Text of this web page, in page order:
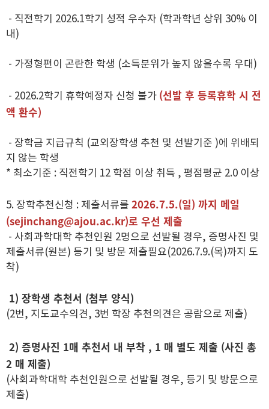
- 직전학기 2026.1학기 성적 우수자 (학과학년 상위 30% 이
내)
- 가정형편이 곤란한 학생 (소득분위가 높지 않을수록 우대)
- 2026.2학기 휴학예정자 신청 불가 (선발 후 등록휴학 시 전
액 환수)
- 장학금 지급규칙 (교외장학생 추천 및 선발기준 )에 위배되
지 않는 학생
* 최소기준 : 직전학기 12 학점 이상 취득 , 평점평균 2.0 이상
5. 장학추천신청 : 제출서류를 2026.7.5.(일) 까지 메일
(sejinchang@ajou.ac.kr)로 우선 제출
- 사회과학대학 추천인원 2명으로 선발될 경우, 증명사진 및
제출서류(원본) 등기 및 방문 제출필요(2026.7.9.(목)까지 도
착)
1) 장학생 추천서 (첨부 양식)
(2번, 지도교수의견, 3번 학장 추천의견은 공람으로 제출)
2) 증명사진 1매 추천서 내 부착 , 1 매 별도 제출 (사진 총
2 매 제출)
(사회과학대학 추천인원으로 선발될 경우, 등기 및 방문으로
제출)